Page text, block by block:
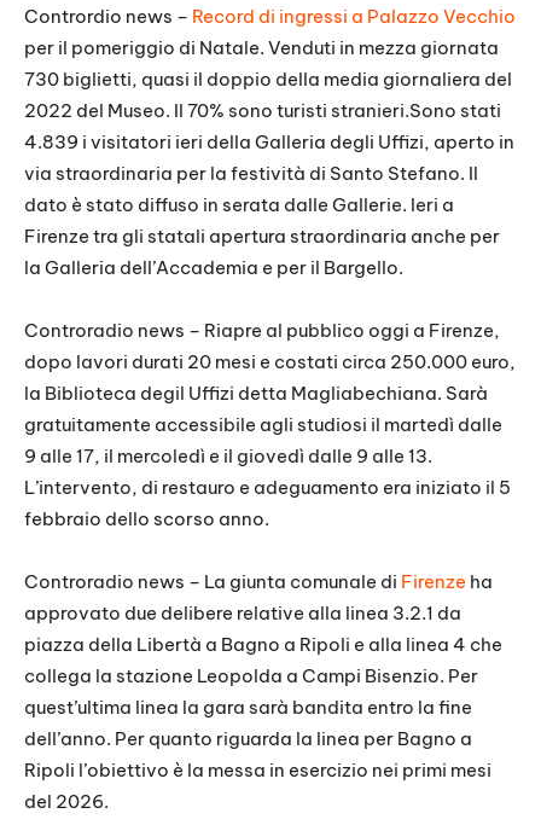
Contrordio news – Record di ingressi a Palazzo Vecchio
per il pomeriggio di Natale. Venduti in mezza giornata
730 biglietti, quasi il doppio della media giornaliera del
2022 del Museo. Il 70% sono turisti stranieri.Sono stati
4.839 i visitatori ieri della Galleria degli Uffizi, aperto in
via straordinaria per la festività di Santo Stefano. Il
dato è stato diffuso in serata dalle Gallerie. Ieri a
Firenze tra gli statali apertura straordinaria anche per
la Galleria dell’Accademia e per il Bargello.
Controradio news – Riapre al pubblico oggi a Firenze,
dopo lavori durati 20 mesi e costati circa 250.000 euro,
la Biblioteca degil Uffizi detta Magliabechiana. Sarà
gratuitamente accessibile agli studiosi il martedì dalle
9 alle 17, il mercoledì e il giovedì dalle 9 alle 13.
L’intervento, di restauro e adeguamento era iniziato il 5
febbraio dello scorso anno.
Controradio news – La giunta comunale di Firenze ha
approvato due delibere relative alla linea 3.2.1 da
piazza della Libertà a Bagno a Ripoli e alla linea 4 che
collega la stazione Leopolda a Campi Bisenzio. Per
quest’ultima linea la gara sarà bandita entro la fine
dell’anno. Per quanto riguarda la linea per Bagno a
Ripoli l’obiettivo è la messa in esercizio nei primi mesi
del 2026.